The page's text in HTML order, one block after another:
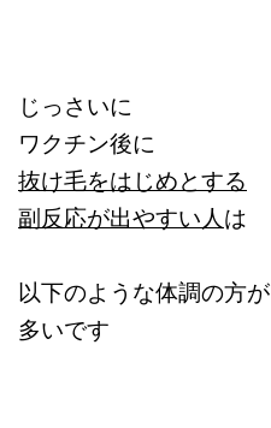
じっさいに
ワクチン後に
抜け毛をはじめとする
副反応が出やすい人は
以下のような体調の方が
多いです